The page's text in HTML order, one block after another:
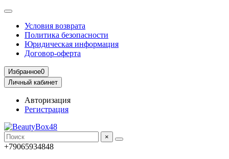
Условия возврата
Политика безопасности
Юридическая информация
Договор-оферта
Избранное0
Личный кабинет
Авторизация
Регистрация
×
+79065934848